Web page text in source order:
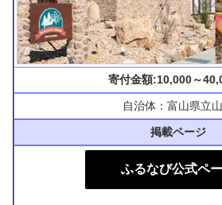
寄付金額:10,000～
自治体：富山県立
掲載ページ
ふるなび公式ペ